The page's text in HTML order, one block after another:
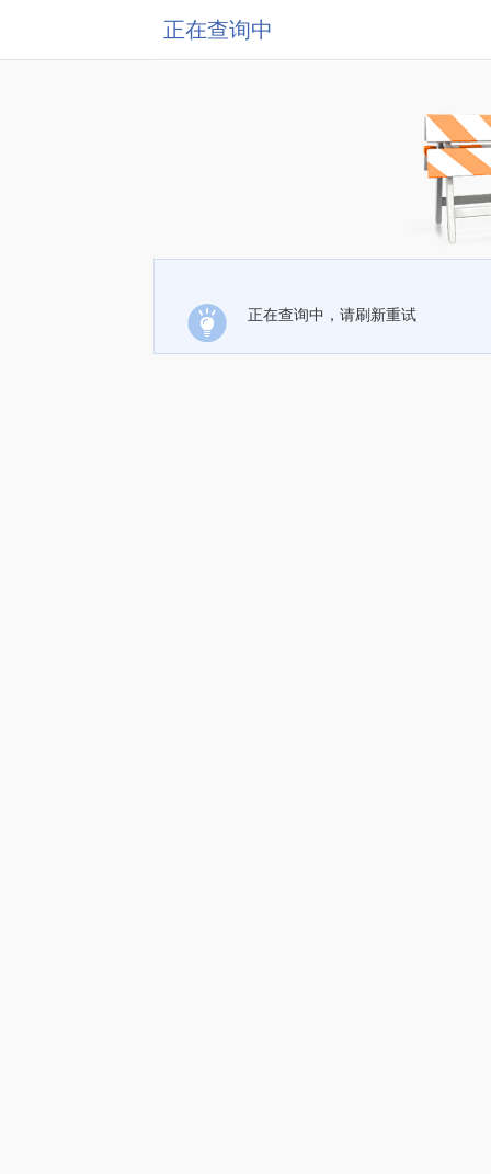
正在查询中
正在查询中，请刷新重试